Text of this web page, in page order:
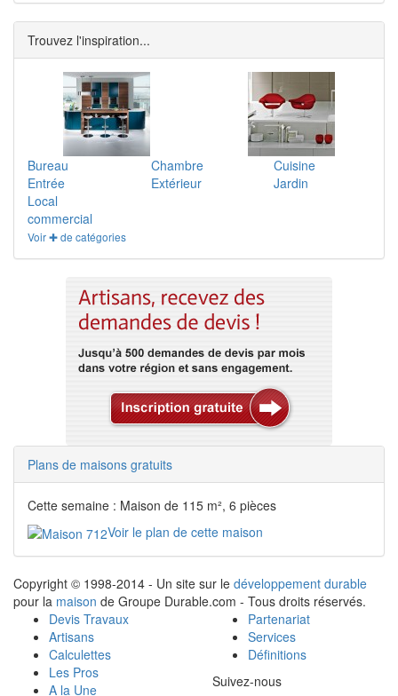
Trouvez l'inspiration...
Bureau Chambre
Cuisine
Entrée
Extérieur
Jardin
Local
commercial
Voir ✚ de catégories
Plans de maisons gratuits
Cette semaine : Maison de 115 m², 6 pièces
Voir le plan de cette maison
Copyright © 1998-2014 - Un site sur le développement durable
pour la maison de Groupe Durable.com - Tous droits réservés.
Devis Travaux
Artisans
Calculettes
Les Pros
A la Une
Partenariat
Services
Définitions
Suivez-nous